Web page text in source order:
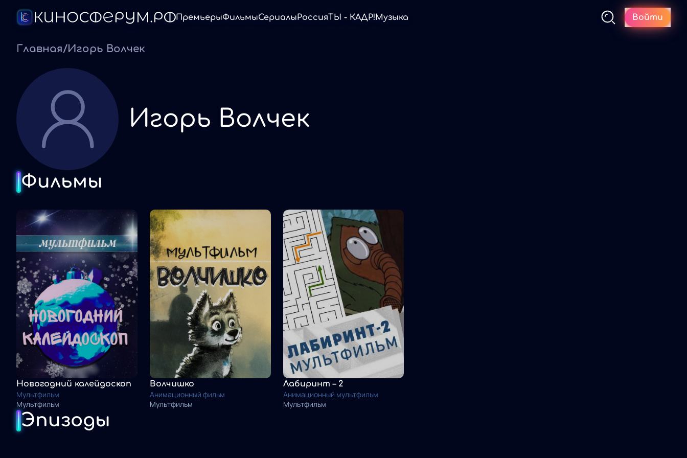
ПремьерыФильмыСериалыРоссияТЫ - КАДР!Музыка Войти
Главная/Игорь Волчек
Игорь Волчек
Фильмы
Новогодний калейдоскоп
Мультфильм
Мультфильм
Волчишко
Анимационный фильм
Мультфильм
Лабиринт – 2
Анимационный мультфильм
Мультфильм
Эпизоды